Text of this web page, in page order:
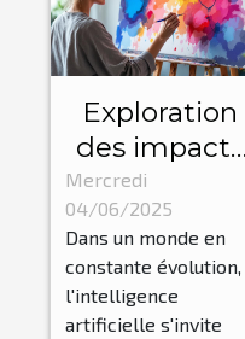
Exploration
des impacts
de l'IA sur les
processus
créatifs
traditionnels
Mercredi
04/06/2025
Dans un monde en
constante évolution,
l'intelligence
artificielle s'invite